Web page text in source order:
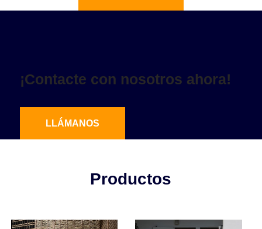
¡Contacte con nosotros ahora!
LLÁMANOS
Productos